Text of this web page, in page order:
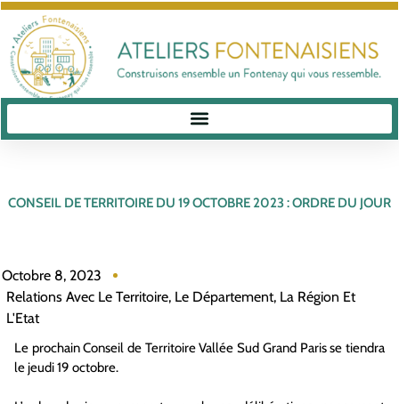
CONSEIL DE TERRITOIRE DU 19 OCTOBRE 2023 : ORDRE DU JOUR
Octobre 8, 2023
Relations Avec Le Territoire, Le Département, La Région Et
L'Etat
Le prochain Conseil de Territoire Vallée Sud Grand Paris se tiendra
le jeudi 19 octobre.